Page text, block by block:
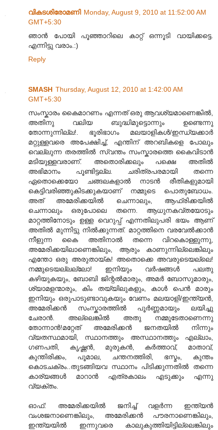
വികടശിരോമണി Monday, August 9, 2010 at 11:52:00 AM
GMT+5:30
ഞാൻ പോയി പൂഞ്ഞാറിലെ കാറ്റ് ഒന്നൂടി വായിക്കട്ടെ.
എന്നിട്ടു വരാം.:)
Reply
SMASH Thursday, August 12, 2010 at 1:42:00 AM
GMT+5:30
സംസ്കാരം കൈമാറണം എന്നത് ഒരു ആവശ്യമാണെങ്കില്‍,
അതിനു വലിയ ബുദ്ധിമുട്ടൊന്നും ഉണ്ടെന്നു
തോന്നുന്നില്ല!. ഭൂരിഭാഗം മലയാളികള്‍/ഇന്ധ്യക്കാര്‍
മറ്റുള്ളവരെ അപേക്ഷിച്ച്, എന്തിന്‌ അറബികളെ പോലും
വെല്ലുന്ന തരത്തില്‍ സ്വന്തം സംസ്കാരത്തെ കൈവിടാന്‍
മടിയുള്ളവരാണ്‌. അതൊരിക്കലും പക്ഷെ അതില്‍
അഭിമാനം പൂണ്ടിട്ടല്ല. ചരിത്രപരമായി തന്നെ
ഏതൊക്കെയോ ചങ്ങലകളാല്‍ നാടന്‍ രീതികളുമായി
കെട്ടിവരിഞ്ഞുകിടക്കുകയാണ്‌ നമ്മുടെ പൊതുബോധം.
അത് അമേരിക്കയില്‍ ചെന്നാലും, ആഫ്രിക്കയില്‍
ചെന്നാലും ഒരുപോലെ തന്നെ. ആധുനകവ്തയോടും
മാറ്റത്തിനോടും ഉള്ള വെറുപ്പ് എന്നതിലുപരി ഭയം ആണ്‌
അതില്‍ മുന്നിട്ടു നില്‍ക്കുന്നത്. മാറ്റത്തിനെ വരവേല്‍ക്കാന്‍
നീളുന്ന കൈ അതിനാല്‍ തന്നെ വിറകൊള്ളുന്നു,
അമേരിക്കയിലാണെങ്കിലും, ആരും കാണുന്നില്ലെങ്കിലും
എന്തോ ഒരു അരുതായ്ക! അതൊക്കെ അവരുടെയല്ലെ!
നമ്മുടെയല്ലല്ലോ! ഇനിയും വര്‍ഷങ്ങള്‍ പലതു
കഴിയുകയും, ബോബി ജിന്റല്‍മാരും, അമര്‍ ബോസുമാരും,
ശ്യാമളന്മാരും, കിം തയ്യിലുകളും, കാള്‍ പെന്‍ മാരും
ഇനിയും ഒരുപാടുണ്ടാവുകയും വേണം മലയാളി/ഇന്ത്യന്‍,
അമേരിക്കന്‍ സംസ്കാരത്തില്‍ പൂര്‍ണ്ണമായും ലയിച്ചു
ചേരാന്‍. അല്ലെങ്കില്‍ അതു നമ്മുടേതാണെന്നു
തോന്നാന്‍!മറ്റേത് അമേരിക്കന്‍ ജനതയില്‍ നിന്നും
വ്യതസ്ഥമായി, സ്ഥാനത്തും അസ്ഥാനത്തും എല്ലാം,
ഗണപതി, കൃഷ്ണന്‍, മുരുകന്‍, കര്‍ത്താവ്, മാതാവ്,
കുന്തിരിക്കം, പൂമാല, ചന്തനത്തിരി, ഭസ്മം, കുന്തം
കൊടചക്രം..തുടങ്ങിയവ സ്ഥാനം പിടിക്കുന്നതില്‍ തന്നെ
കാര്യങ്ങള്‍ മാറാന്‍ എത്രകാലം എടുക്കും എന്നു
വ്യക്തം.
ഓഫ്: അമേരിക്കയില്‍ ജനിച്ച് വളര്‍ന്ന ഇന്ത്യന്‍
വംശജനാണെങ്കിലും, അമേരിക്കന്‍ പൗരനാണെങ്കിലും,
ഇന്ത്യയില്‍ ഇന്നുവരെ കാലുകുത്തിയിട്ടില്ലെങ്കിലും